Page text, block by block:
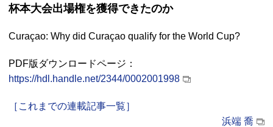
杯本大会出場権を獲得できたのか
Curaçao: Why did Curaçao qualify for the World Cup?
PDF版ダウンロードページ：
https://hdl.handle.net/2344/0002001998
［これまでの連載記事一覧］
浜端 喬